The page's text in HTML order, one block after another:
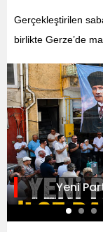
Gerçekleştirilen
birlikte Gerze’de
Yeni